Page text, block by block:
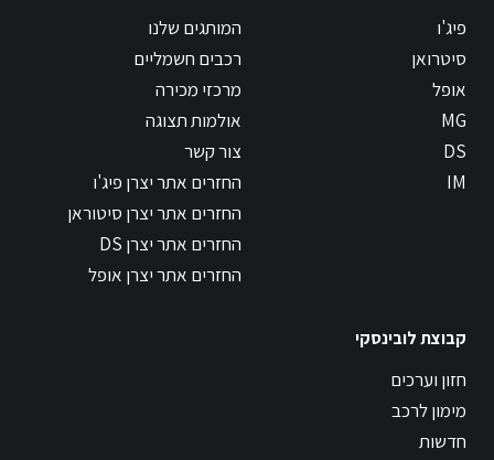
פיג'ו
סיטרואן
אופל
MG
DS
IM
המותגים שלנו
רכבים חשמליים
מרכזי מכירה
אולמות תצוגה
צור קשר
החזרים אתר יצרן פיג'ו
החזרים אתר יצרן סיטוראן
החזרים אתר יצרן DS
החזרים אתר יצרן אופל
קבוצת לובינסקי
חזון וערכים
מימון לרכב
חדשות